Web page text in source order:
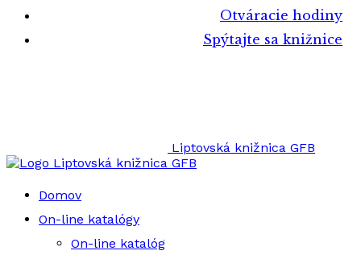
Otváracie hodiny
Spýtajte sa knižnice
Liptovská knižnica GFB
Liptovská knižnica GFB
Domov
On-line katalógy
On-line katalóg